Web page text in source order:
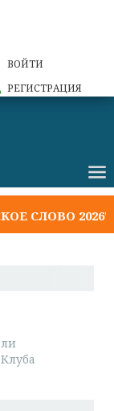
ВОЙТИ
РЕГИСТРАЦИЯ
2026"